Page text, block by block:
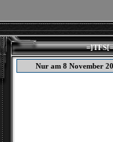
Nur am 8 November